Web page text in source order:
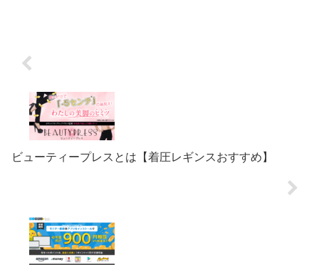
ビューティープレスとは【着圧レギンスおすすめ】